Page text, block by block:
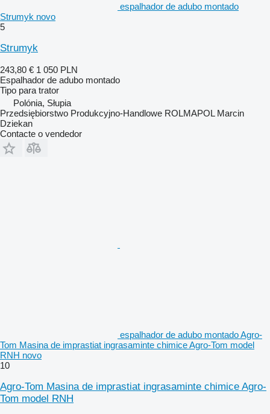
espalhador de adubo montado
Strumyk novo
5
Strumyk
243,80 € 1 050 PLN
Espalhador de adubo montado
Tipo para trator
Polónia, Słupia
Przedsiębiorstwo Produkcyjno-Handlowe ROLMAPOL Marcin
Dziekan
Contacte o vendedor
espalhador de adubo montado Agro-
Tom Masina de imprastiat ingrasaminte chimice Agro-Tom model
RNH novo
10
Agro-Tom Masina de imprastiat ingrasaminte chimice Agro-
Tom model RNH